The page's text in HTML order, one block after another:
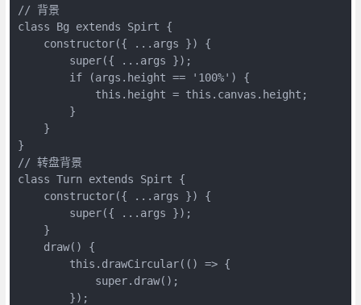
// 背景
class Bg extends Spirt {
    constructor({ ...args }) {
        super({ ...args });
        if (args.height == '100%') {
            this.height = this.canvas.height;
        }
    }
}
// 转盘背景
class Turn extends Spirt {
    constructor({ ...args }) {
        super({ ...args });
    }
    draw() {
        this.drawCircular(() => {
            super.draw();
        });